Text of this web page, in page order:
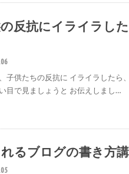
反抗にイライラし
子供たちの反抗に イライラしたら
目で見ましょうと お伝えしまし…
るブログの書き方